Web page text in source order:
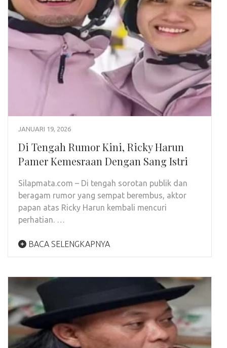
JANUARI 19, 2026
Di Tengah Rumor Kini, Ricky Harun
Pamer Kemesraan Dengan Sang Istri
Silapmata.com – Di tengah sorotan publik dan
beragam rumor yang sempat berembus, aktor
papan atas Ricky Harun kembali mencuri
perhatian. …
BACA SELENGKAPNYA